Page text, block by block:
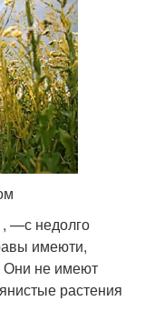
—с недолго
имеюти,
Они не имеют
растения